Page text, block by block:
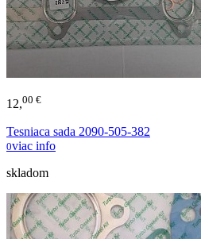
12,00 €
Tesniaca sada 2090-505-382
0viac info
skladom